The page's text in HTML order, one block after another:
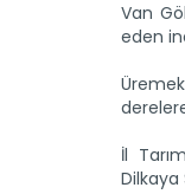
Van
eden
İl
Dilkaya